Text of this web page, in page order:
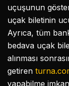
uçuşunun
uçak biletinin
Ayrıca, tüm
bedava uçak
alınması
getiren
yapabilme